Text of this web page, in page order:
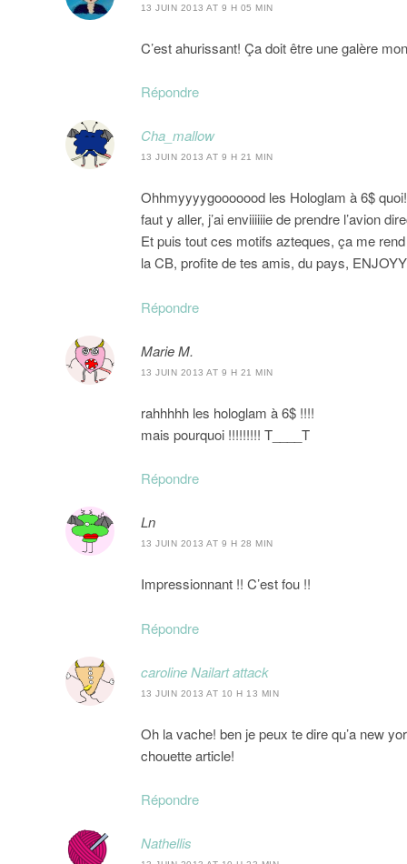
13 JUIN 2013 AT 9 H 05 MIN
C’est ahurissant! Ça doit être une galère
Répondre
Cha_mallow
13 JUIN 2013 AT 9 H 21 MIN
Ohhmyyyygooooood les Hologlam à 6$
faut y aller, j’ai enviiiiiie de prendre l’avion
Et puis tout ces motifs azteques, ça me
la CB, profite de tes amis, du pays,
Répondre
Marie M.
13 JUIN 2013 AT 9 H 21 MIN
rahhhhh les hologlam à 6$ !!!!
mais pourquoi !!!!!!!!! T____T
Répondre
Ln
13 JUIN 2013 AT 9 H 28 MIN
Impressionnant !! C’est fou !!
Répondre
caroline Nailart attack
13 JUIN 2013 AT 10 H 13 MIN
Oh la vache! ben je peux te dire qu’a new
chouette article!
Répondre
Nathellis